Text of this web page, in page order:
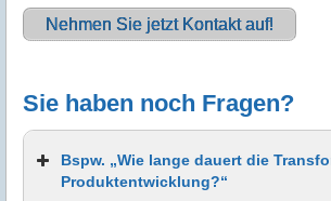
Nehmen Sie jetzt Kontakt auf!
Sie haben noch Fragen?
Bspw. „Wie lange dauert die
Produktentwicklung?“